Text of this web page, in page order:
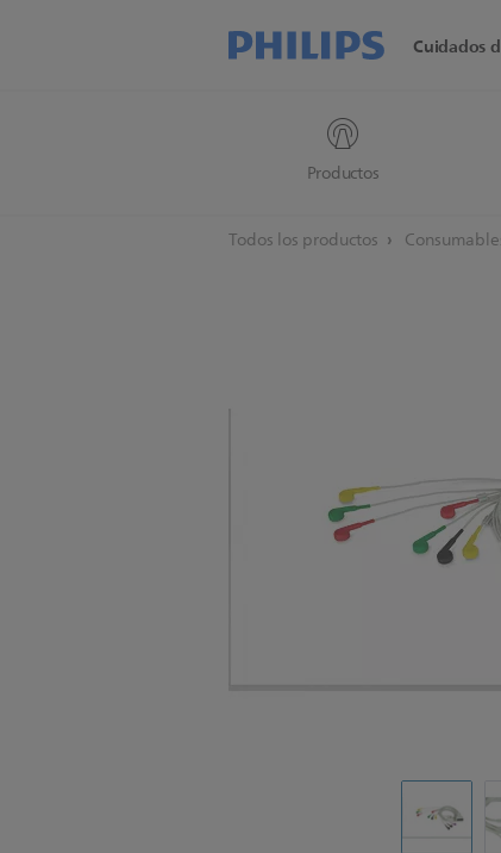
Cuidados
Productos
Todos los productos